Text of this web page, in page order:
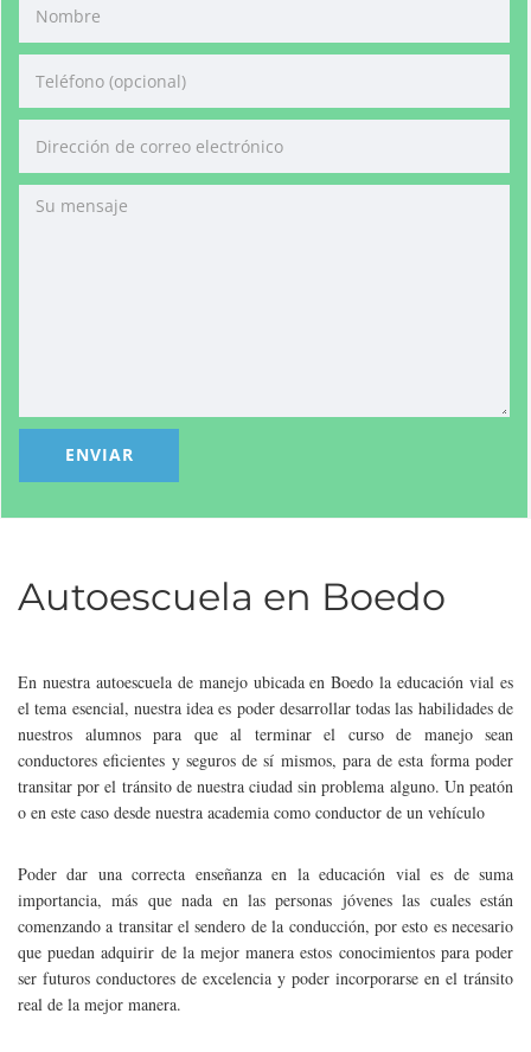
Autoescuela en Boedo
En nuestra autoescuela de manejo ubicada en Boedo la educación vial es
el tema esencial, nuestra idea es poder desarrollar todas las habilidades de
nuestros alumnos para que al terminar el curso de manejo sean
conductores eficientes y seguros de sí mismos, para de esta forma poder
transitar por el tránsito de nuestra ciudad sin problema alguno. Un peatón
o en este caso desde nuestra academia como conductor de un vehículo
Poder dar una correcta enseñanza en la educación vial es de suma
importancia, más que nada en las personas jóvenes las cuales están
comenzando a transitar el sendero de la conducción, por esto es necesario
que puedan adquirir de la mejor manera estos conocimientos para poder
ser futuros conductores de excelencia y poder incorporarse en el tránsito
real de la mejor manera.